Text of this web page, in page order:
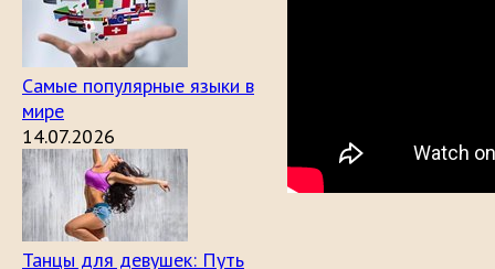
Самые популярные языки в
мире
14.07.2026
Танцы для девушек: Путь